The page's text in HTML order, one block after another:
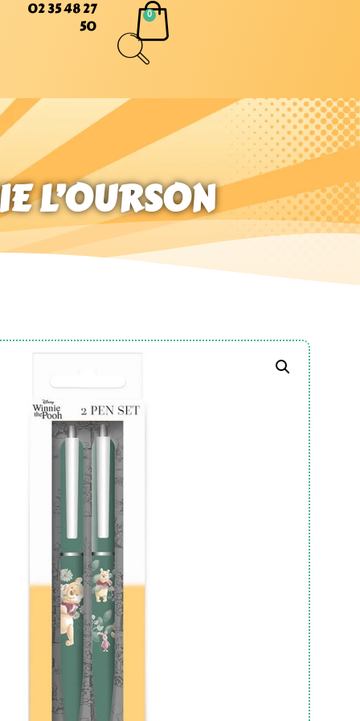
02 35 48 27
50
L’OURSON